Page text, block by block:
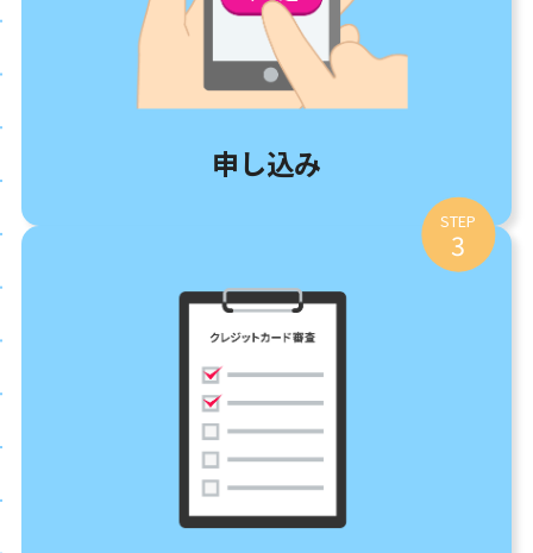
申し込み
STEP
3